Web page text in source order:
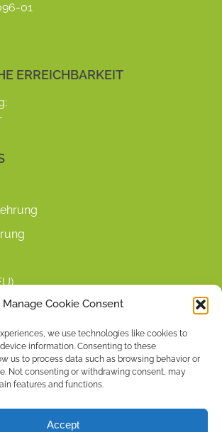
Manage Cookie Consent
we use technologies like cookies to
information. Consenting to these
us to process data such as browsing behavior or
Not consenting or withdrawing consent, may
features and functions.
Accept
01
ERREICHBARKEIT